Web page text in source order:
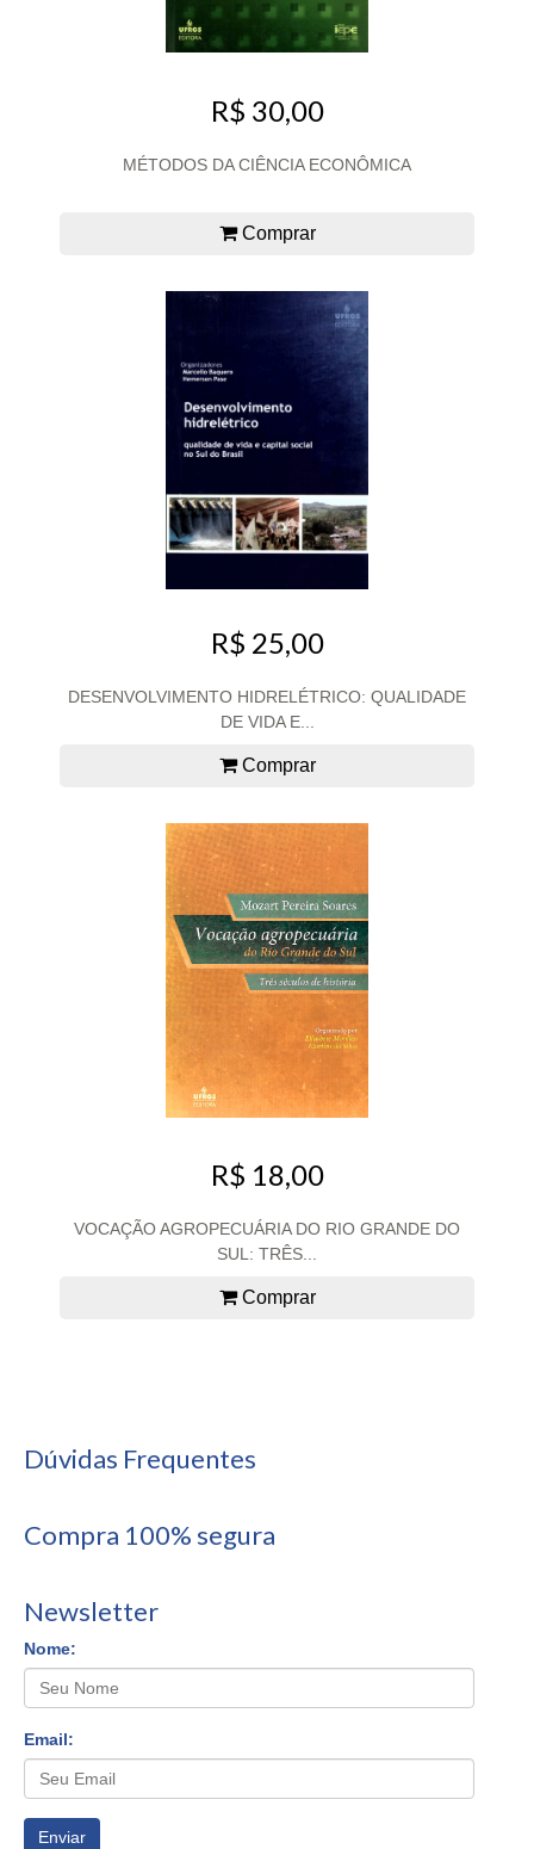
R$ 30,00
MÉTODOS DA CIÊNCIA ECONÔMICA
Comprar
R$ 25,00
DESENVOLVIMENTO HIDRELÉTRICO: QUALIDADE
DE VIDA E...
Comprar
R$ 18,00
VOCAÇÃO AGROPECUÁRIA DO RIO GRANDE DO
SUL: TRÊS...
Comprar
Dúvidas Frequentes
Compra 100% segura
Newsletter
Nome:
Email:
Enviar